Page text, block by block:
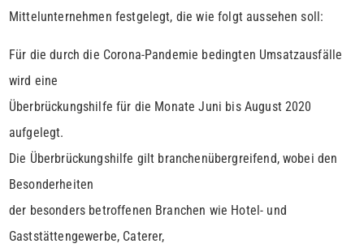
Mittelunternehmen festgelegt, die wie folgt aussehen soll:
Für die durch die Corona-Pandemie bedingten Umsatzausfälle
wird eine
Überbrückungshilfe für die Monate Juni bis August 2020
aufgelegt.
Die Überbrückungshilfe gilt branchenübergreifend, wobei den
Besonderheiten
der besonders betroffenen Branchen wie Hotel- und
Gaststättengewerbe, Caterer,